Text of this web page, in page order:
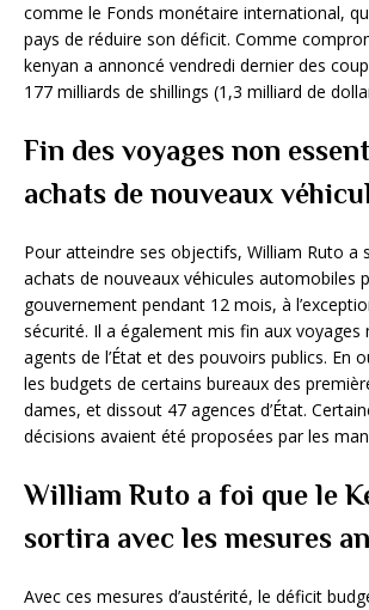
comme le Fonds monétaire international,
pays de réduire son déficit. Comme
kenyan a annoncé vendredi dernier des
177 milliards de shillings (1,3 milliard de
Fin des voyages non
achats de nouveaux
Pour atteindre ses objectifs, William Ruto a
achats de nouveaux véhicules automobiles
gouvernement pendant 12 mois, à
sécurité. Il a également mis fin aux voyages
agents de l’État et des pouvoirs publics. En
les budgets de certains bureaux des
dames, et dissout 47 agences d’État.
décisions avaient été proposées par les
William Ruto a foi que le
sortira avec les mesures
Avec ces mesures d’austérité, le déficit